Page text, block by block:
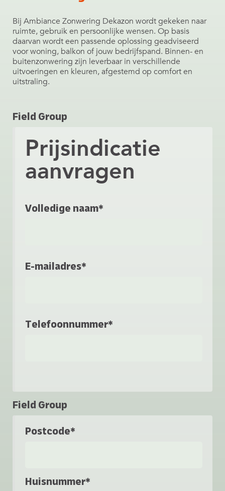
Bij Ambiance Zonwering Dekazon wordt gekeken naar
ruimte, gebruik en persoonlijke wensen. Op basis
daarvan wordt een passende oplossing geadviseerd
voor woning, balkon of jouw bedrijfspand. Binnen- en
buitenzonwering zijn leverbaar in verschillende
uitvoeringen en kleuren, afgestemd op comfort en
uitstraling.
Field Group
Prijsindicatie
aanvragen
Volledige naam*
E-mailadres*
Telefoonnummer*
Field Group
Postcode*
Huisnummer*